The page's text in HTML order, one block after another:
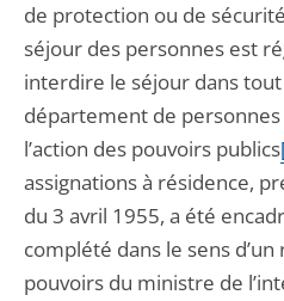
de protection ou de
séjour des personnes est
interdire le séjour dans tout
département de
l’action des pouvoirs publics
assignations à résidence,
du 3 avril 1955, a été
complété dans le sens
pouvoirs du ministre de